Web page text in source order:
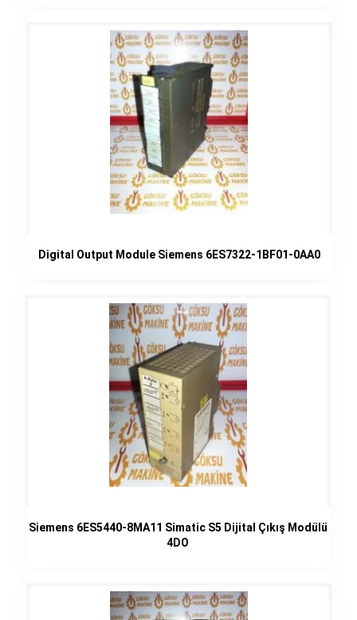
Digital Output Module Siemens 6ES7322-1BF01-0AA0
Siemens 6ES5440-8MA11 Simatic S5 Dijital Çıkış Modülü
4DO